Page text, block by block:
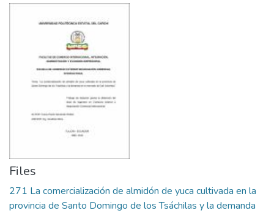
Files
271 La comercialización de almidón de yuca cultivada en la
provincia de Santo Domingo de los Tsáchilas y la demanda